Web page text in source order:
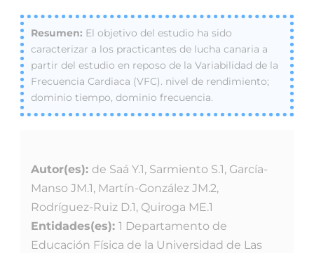
El objetivo del estudio ha sido
caracterizar a los practicantes de lucha canaria a
partir del estudio en reposo de la Variabilidad de la
Frecuencia Cardiaca (VFC). nivel de rendimiento;
dominio tiempo, dominio frecuencia.
Autor(es): de Saá Y.1, Sarmiento S.1, García-
Manso JM.1, Martín-González JM.2,
Rodríguez-Ruiz D.1, Quiroga ME.1
Entidades(es): 1 Departamento de
Educación Física de la Universidad de Las